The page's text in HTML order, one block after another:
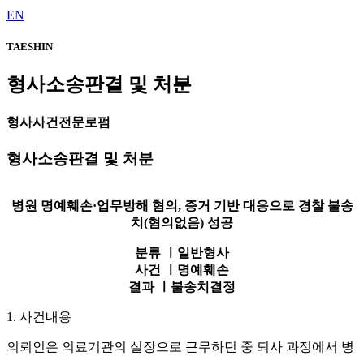
EN
TAESHIN
형사소송판결 및 처분
형사사건전문로펌
형사소송판결 및 처분
병원 명예훼손·업무방해 혐의, 증거 기반 대응으로 경찰 불송
치(혐의없음) 성공
분류 ㅣ 일반형사
사건 ㅣ 명예훼손
결과 ㅣ 불송치결정
1. 사건내용
의뢰인은 의료기관의 실장으로 근무하던 중 퇴사 과정에서 병